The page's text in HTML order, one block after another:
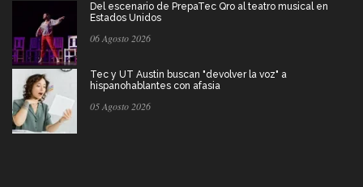
Del escenario de PrepaTec Qro al teatro musical en
Estados Unidos
06 Agosto 2026
Tec y UT Austin buscan "devolver la voz" a
hispanohablantes con afasia
05 Agosto 2026